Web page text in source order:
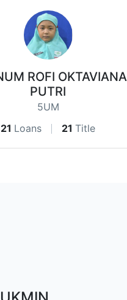
ROFI OKTAVIANA
PUTRI
5UM
21 Loans 21 Title